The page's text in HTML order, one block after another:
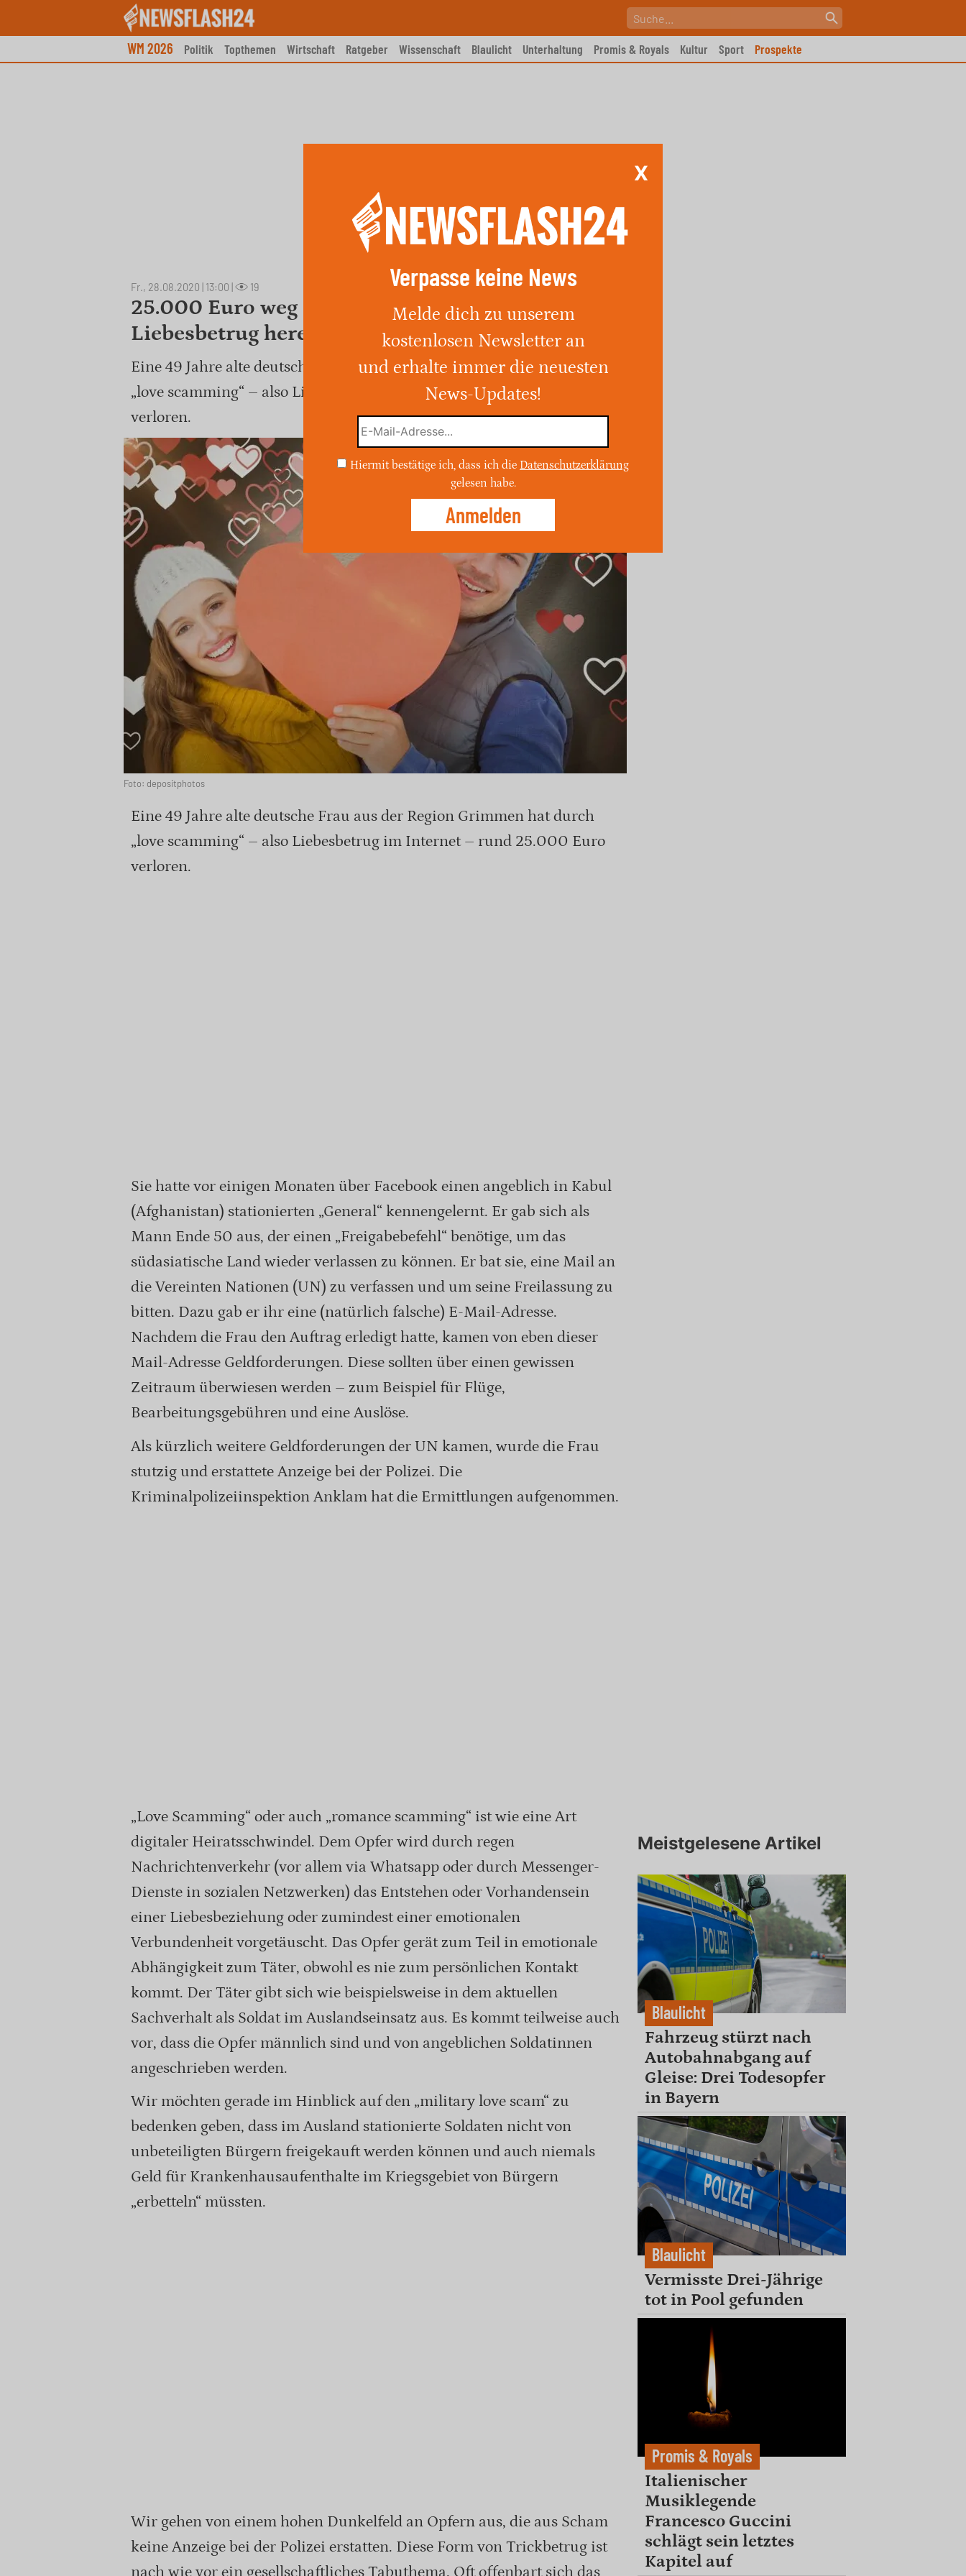
WM 2026 Politik Topthemen Wirtschaft Ratgeber Wissenschaft Blaulicht Unterhaltung Promis & Royals Kultur Sport Prospekte
Fr., 28.08.2020 | 13:00 19
25.000 Euro weg – 49-Jährige fällt auf
Liebesbetrug herein
Eine 49 Jahre alte deutsche Frau aus der Region Grimmen hat durch
„love scamming“ – also Liebesbetrug im Internet – rund 25.000 Euro
verloren.
Foto: depositphotos
Eine 49 Jahre alte deutsche Frau aus der Region Grimmen hat durch
„love scamming“ – also Liebesbetrug im Internet – rund 25.000 Euro
verloren.
Sie hatte vor einigen Monaten über Facebook einen angeblich in Kabul
(Afghanistan) stationierten „General“ kennengelernt. Er gab sich als
Mann Ende 50 aus, der einen „Freigabebefehl“ benötige, um das
südasiatische Land wieder verlassen zu können. Er bat sie, eine Mail an
die Vereinten Nationen (UN) zu verfassen und um seine Freilassung zu
bitten. Dazu gab er ihr eine (natürlich falsche) E-Mail-Adresse.
Nachdem die Frau den Auftrag erledigt hatte, kamen von eben dieser
Mail-Adresse Geldforderungen. Diese sollten über einen gewissen
Zeitraum überwiesen werden – zum Beispiel für Flüge,
Bearbeitungsgebühren und eine Auslöse.
Als kürzlich weitere Geldforderungen der UN kamen, wurde die Frau
stutzig und erstattete Anzeige bei der Polizei. Die
Kriminalpolizeiinspektion Anklam hat die Ermittlungen aufgenommen.
„Love Scamming“ oder auch „romance scamming“ ist wie eine Art
digitaler Heiratsschwindel. Dem Opfer wird durch regen
Nachrichtenverkehr (vor allem via Whatsapp oder durch Messenger-
Dienste in sozialen Netzwerken) das Entstehen oder Vorhandensein
einer Liebesbeziehung oder zumindest einer emotionalen
Verbundenheit vorgetäuscht. Das Opfer gerät zum Teil in emotionale
Abhängigkeit zum Täter, obwohl es nie zum persönlichen Kontakt
kommt. Der Täter gibt sich wie beispielsweise in dem aktuellen
Sachverhalt als Soldat im Auslandseinsatz aus. Es kommt teilweise auch
vor, dass die Opfer männlich sind und von angeblichen Soldatinnen
angeschrieben werden.
Wir möchten gerade im Hinblick auf den „military love scam“ zu
bedenken geben, dass im Ausland stationierte Soldaten nicht von
unbeteiligten Bürgern freigekauft werden können und auch niemals
Geld für Krankenhausaufenthalte im Kriegsgebiet von Bürgern
„erbetteln“ müssten.
Wir gehen von einem hohen Dunkelfeld an Opfern aus, die aus Scham
keine Anzeige bei der Polizei erstatten. Diese Form von Trickbetrug ist
nach wie vor ein gesellschaftliches Tabuthema. Oft offenbart sich das
Meistgelesene Artikel
Blaulicht
Fahrzeug stürzt nach
Autobahnabgang auf
Gleise: Drei Todesopfer
in Bayern
Blaulicht
Vermisste Drei-Jährige
tot in Pool gefunden
Promis & Royals
Italienischer
Musiklegende
Francesco Guccini
schlägt sein letztes
Kapitel auf
X
Verpasse keine News
Melde dich zu unserem
kostenlosen Newsletter an
und erhalte immer die neuesten
News-Updates!
Hiermit bestätige ich, dass ich die Datenschutzerklärung
gelesen habe.